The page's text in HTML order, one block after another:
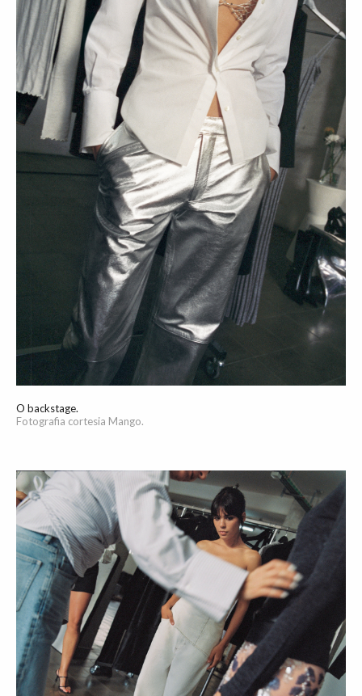
O backstage.
Fotografia cortesia Mango.